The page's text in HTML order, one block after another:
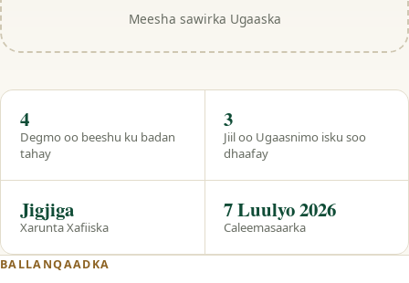
Meesha sawirka Ugaaska
Hal eeg
Degmo oo beeshu ku badan
tahay
4
Jiil oo Ugaasnimo isku soo
dhaafay
3
Xarunta Xafiiska
Jigjiga
Caleemasaarka
7 Luulyo 2026
BALLANQAADKA